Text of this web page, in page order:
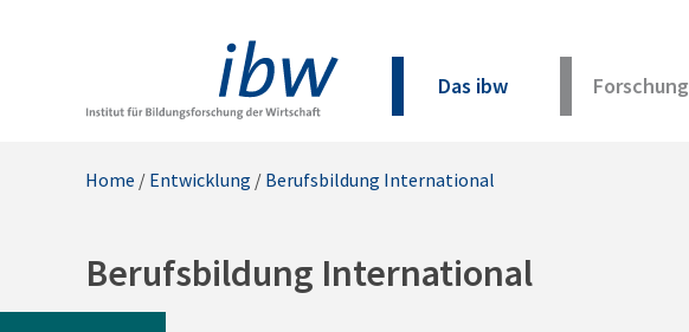
Das ibw Forschung
Home / Entwicklung / Berufsbildung International
Berufsbildung International